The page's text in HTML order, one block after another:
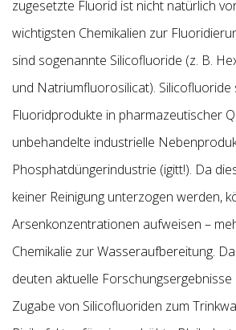
zugesetzte Fluorid ist nicht natürlich
wichtigsten Chemikalien zur
sind sogenannte Silicofluoride (z. B.
und Natriumfluorosilicat). Silicofluoride
Fluoridprodukte in pharmazeutischer
unbehandelte industrielle
Phosphatdüngerindustrie (igitt!). Da
keiner Reinigung unterzogen werden,
Arsenkonzentrationen aufweisen –
Chemikalie zur Wasseraufbereitung.
deuten aktuelle
Zugabe von Silicofluoriden zum